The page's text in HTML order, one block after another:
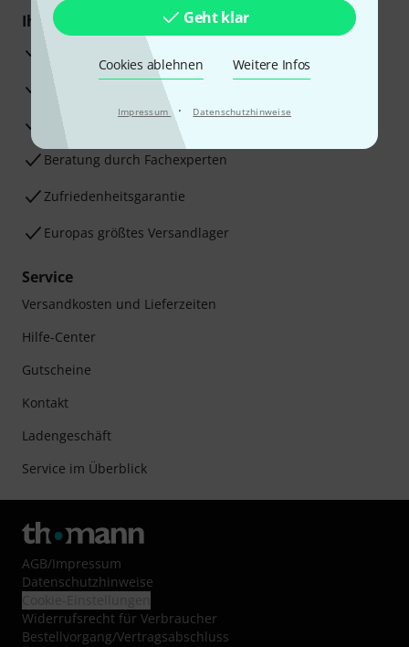
Geht klar
Cookies ablehnen Weitere Infos
Impressum · Datenschutzhinweise
Ihre Vorteile
3 Jahre Thomann Garantie
30 Tage Money-Back-Garantie
Reparaturservice
Beratung durch Fachexperten
Zufriedenheitsgarantie
Europas größtes Versandlager
Service
Versandkosten und Lieferzeiten
Hilfe-Center
Gutscheine
Kontakt
Ladengeschäft
Service im Überblick
AGB/Impressum
Datenschutzhinweise
Widerrufsrecht für Verbraucher
Bestellvorgang/Vertragsabschluss